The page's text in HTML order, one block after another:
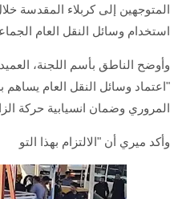
المتوجهين إلى كربلاء المقدسة خلال
استخدام وسائل النقل العام
وأوضح الناطق بأسم اللجنة،
"اعتماد وسائل النقل العام
المروري وضمان انسيابية حركة
وأكد ميري أن "الالتزام بهذا التو